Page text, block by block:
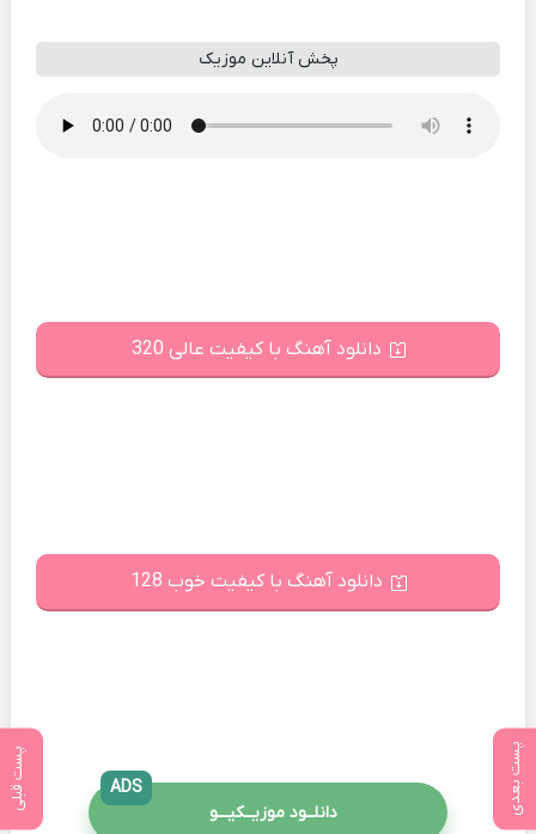
پست بعدی پست قبلی
پخش آنلاین موزیک
دانلود آهنگ با کیفیت عالی 320
دانلود آهنگ با کیفیت خوب 128
دانلــود موزیــکیـــو
ADS